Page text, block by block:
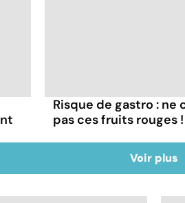
Risque de gastro : ne
pas ces fruits rouges !
Voir plus